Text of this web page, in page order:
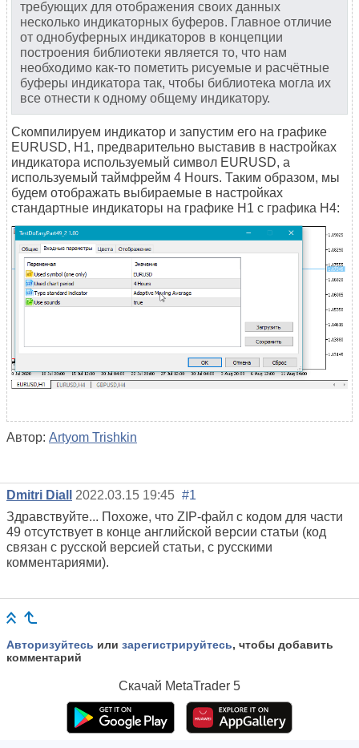
требующих для отображения своих данных
несколько индикаторных буферов. Главное отличие
от однобуферных индикаторов в концепции
построения библиотеки является то, что нам
необходимо как-то пометить рисуемые и расчётные
буферы индикатора так, чтобы библиотека могла их
все отнести к одному общему индикатору.
Скомпилируем индикатор и запустим его на графике
EURUSD, H1, предварительно выставив в настройках
индикатора используемый символ EURUSD, а
используемый таймфрейм 4 Hours. Таким образом, мы
будем отображать выбираемые в настройках
стандартные индикаторы на графике H1 с графика H4:
Автор: Artyom Trishkin
Dmitri Diall 2022.03.15 19:45 #1
Здравствуйте... Похоже, что ZIP-файл с кодом для части
49 отсутствует в конце английской версии статьи (код
связан с русской версией статьи, с русскими
комментариями).
Авторизуйтесь или зарегистрируйтесь, чтобы добавить
комментарий
Скачай MetaTrader 5